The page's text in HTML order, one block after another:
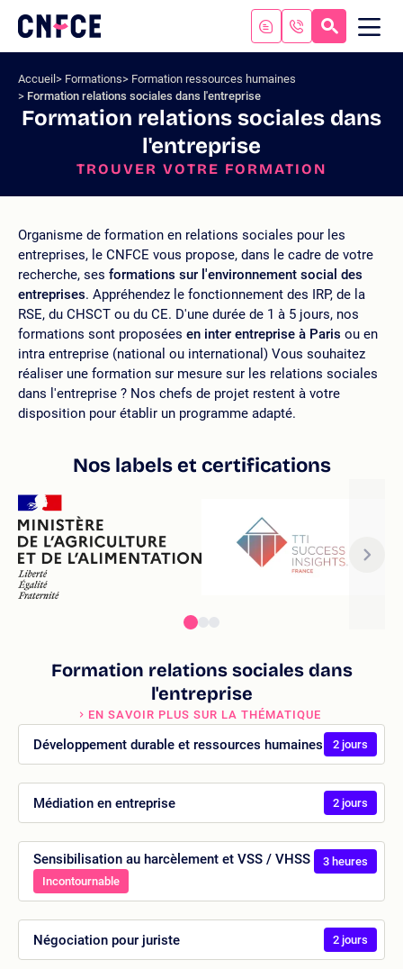
contenu
menu
Aller
Logo
site
Accueil Formations
Formation ressources humaines
Formation relations sociales dans l'entreprise
Formation relations sociales dans
l'entreprise
TROUVER VOTRE FORMATION
Organisme de formation en relations sociales pour les
entreprises, le CNFCE vous propose, dans le cadre de votre
recherche, ses formations sur l'environnement social des
entreprises. Appréhendez le fonctionnement des IRP, de la
RSE, du CHSCT ou du CE. D'une durée de 1 à 5 jours, nos
formations sont proposées en inter entreprise à Paris ou en
intra entreprise (national ou international) Vous souhaitez
réaliser une formation sur mesure sur les relations sociales
dans l'entreprise ? Nos chefs de projet restent à votre
disposition pour établir un programme adapté.
Nos labels et certifications
Formation relations sociales dans
l'entreprise
EN SAVOIR PLUS SUR LA THÉMATIQUE
Développement durable et ressources humaines 2 jours
Médiation en entreprise 2 jours
Sensibilisation au harcèlement et VSS / VHSS
Incontournable
3 heures
Négociation pour juriste 2 jours